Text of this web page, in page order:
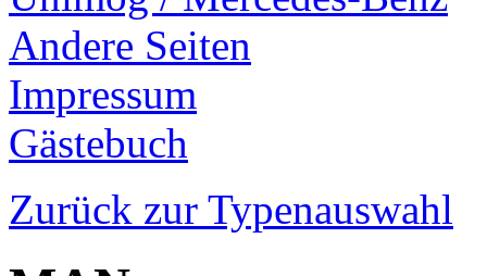
Andere Seiten
Impressum
Gästebuch
Zurück zur Typenauswahl